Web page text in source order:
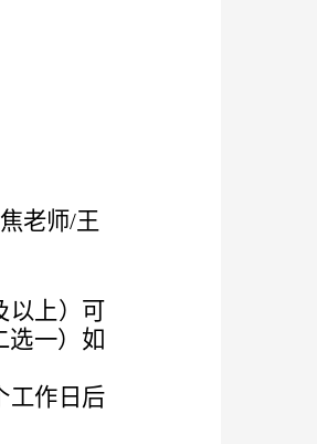
焦老师/王
以上）可
选一）如
工作日后